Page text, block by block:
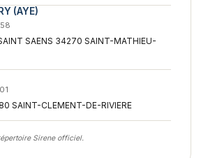
(AYE)
SAENS 34270 SAINT-MATHIEU-
SAINT-CLEMENT-DE-RIVIERE
Sirene officiel.